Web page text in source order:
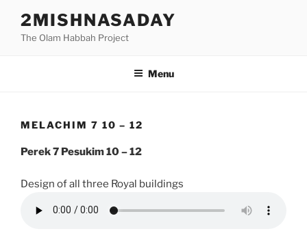
content
2MISHNASADAY
The Olam Habbah Project
Menu
MELACHIM 7 10 – 12
Perek 7 Pesukim 10 – 12
Design of all three Royal buildings